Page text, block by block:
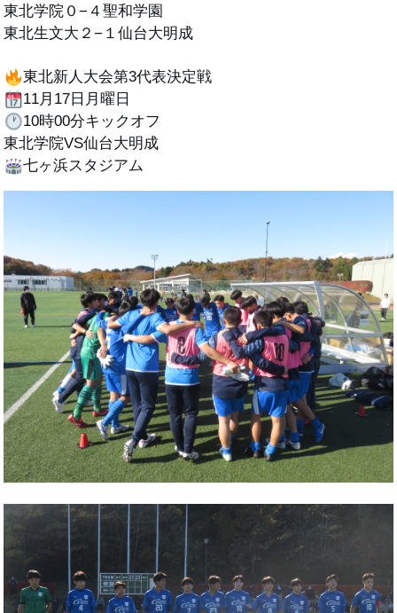
グラウンド・施設紹介
東北学院０−４聖和学園
東北生文大２−１仙台大明成
東北新人大会第3代表決定戦
11月17日月曜日
10時00分キックオフ
東北学院VS仙台大明成
七ヶ浜スタジアム